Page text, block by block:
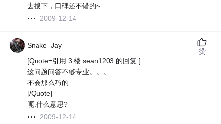
去搜下，口碑还不错的~
2009-12-14
Snake_Jay
[Quote=引用 3 楼 sean1203 的回复:]
这问题问答不够专业。。。
不会那么巧的
[/Quote]
呃.什么意思?
2009-12-14
赞